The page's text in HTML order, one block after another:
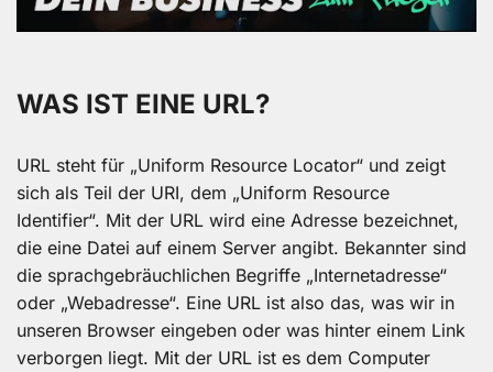
WAS IST EINE URL?
URL steht für „Uniform Resource Locator“ und zeigt
sich als Teil der URI, dem „Uniform Resource
Identifier“. Mit der URL wird eine Adresse bezeichnet,
die eine Datei auf einem Server angibt. Bekannter sind
die sprachgebräuchlichen Begriffe „Internetadresse“
oder „Webadresse“. Eine URL ist also das, was wir in
unseren Browser eingeben oder was hinter einem Link
verborgen liegt. Mit der URL ist es dem Computer